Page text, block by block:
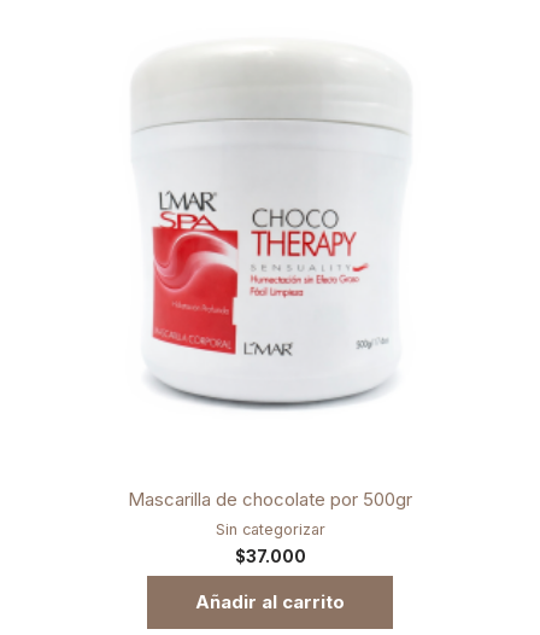
Mascarilla de chocolate por 500gr
Sin categorizar
$37.000
Añadir al carrito